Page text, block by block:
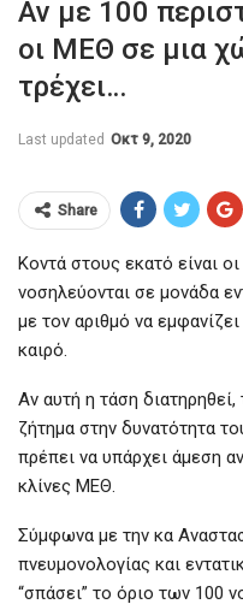
Αν με 100
οι ΜΕΘ σε μια
τρέχει…
Last updated Οκτ 9, 2020
Share
Κοντά στους εκατό είναι
νοσηλεύονται σε μονάδα
με τον αριθμό να
καιρό.
Αν αυτή η τάση
ζήτημα στην δυνατότητα
πρέπει να υπάρχει άμεση
κλίνες ΜΕΘ.
Σύμφωνα με την κα
πνευμονολογίας και
“σπάσει” το όριο των 100